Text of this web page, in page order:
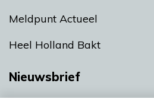
Meldpunt Actueel
Heel Holland Bakt
Nieuwsbrief